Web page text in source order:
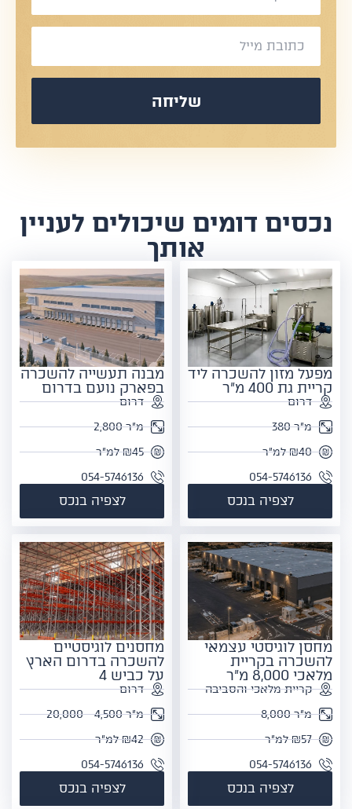
שליחה
נכסים דומים שיכולים לעניין
אותך
מפעל מזון להשכרה ליד
קריית גת 400 מ"ר
דרום
מ"ר 380
₪40 למ"ר
054-5746136
לצפיה בנכס
מבנה תעשייה להשכרה
בפארק נועם בדרום
דרום
מ"ר 2,800
₪45 למ"ר
054-5746136
לצפיה בנכס
מחסן לוגיסטי עצמאי
להשכרה בקריית
מלאכי 8,000 מ"ר
קריית מלאכי והסביבה
מ"ר 8,000
₪57 למ"ר
054-5746136
לצפיה בנכס
מחסנים לוגיסטיים
להשכרה בדרום הארץ
על כביש 4
דרום
מ"ר 4,500 - 20,000
₪42 למ"ר
054-5746136
לצפיה בנכס